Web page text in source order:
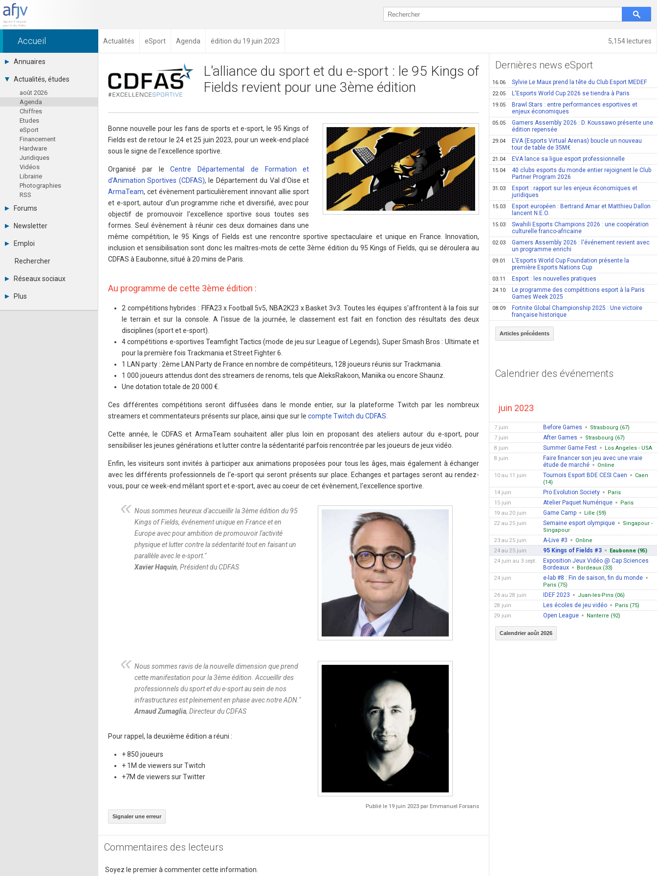
5,154 lectures
Accueil Actualités eSport Agenda édition du 19 juin 2023
Annuaires
Toutes les sociétés (691)
Studios (418)
Editeurs (49)
Distributeurs (16)
Hard. / Accessoires (10)
Middlewares (15)
Prestataires (99)
Assoc. / Syndicats (21)
Formations / Ecoles (46)
Presse spécialisée (17)
Actualités, études
août 2026
Agenda
Chiffres
Etudes
eSport
Financement
Hardware
Juridiques
Vidéos
Librairie
Photographies
RSS
Forums
Tous les forums
Se connecter
Messages privés
Contacter un modérateur
Newsletter
Archives
Abonnement
Emploi
Consulter les annonces
Observatoire de l'emploi
Rechercher
Réseaux sociaux
LinkedIn
Plus
Annonceurs
L'alliance du sport et du e-sport : le 95 Kings of
Fields revient pour une 3ème édition
Bonne nouvelle pour les fans de sports et e-sport, le 95 Kings of
Fields est de retour le 24 et 25 juin 2023, pour un week-end placé
sous le signe de l'excellence sportive.
Organisé par leCentre Départemental de Formation et
d'Animation Sportives (CDFAS), le Département du Val d'Oise et
ArmaTeam, cet évènement particulièrement innovant allie sport
et e-sport, autour d'un programme riche et diversifié, avec pour
objectif de promouvoir l'excellence sportive sous toutes ses
formes. Seul évènement à réunir ces deux domaines dans une
même compétition, le 95 Kings of Fields est une rencontre sportive spectaculaire et unique en France. Innovation,
inclusion et sensibilisation sont donc les maîtres-mots de cette 3ème édition du 95 Kings of Fields, qui se déroulera au
CDFAS à Eaubonne, situé à 20 mins de Paris.
Au programme de cette 3ème édition :
2 compétitions hybrides : FIFA23 x Football 5v5, NBA2K23 x Basket 3v3. Toutes les équipes s'affrontent à la fois sur
le terrain et sur la console. A l'issue de la journée, le classement est fait en fonction des résultats des deux
disciplines (sport et e-sport).
4 compétitions e-sportives Teamfight Tactics (mode de jeu sur League of Legends), Super Smash Bros : Ultimate et
pour la première fois Trackmania et Street Fighter 6.
1 LAN party : 2ème LAN Party de France en nombre de compétiteurs, 128 joueurs réunis sur Trackmania.
1 000 joueurs attendus dont des streamers de renoms, tels que AleksRakoon, Maniika ou encore Shaunz.
Une dotation totale de 20 000 €.
Ces différentes compétitions seront diffusées dans le monde entier, sur la plateforme Twitch par les nombreux
streamers et commentateurs présents sur place, ainsi que sur le compte Twitch du CDFAS
Cette année, le CDFAS et ArmaTeam souhaitent aller plus loin en proposant des ateliers autour du e-sport, pour
sensibiliser les jeunes générations et lutter contre la sédentarité parfois rencontrée par les joueurs de jeux vidéo.
Enfin, les visiteurs sont invités à participer aux animations proposées pour tous les âges, mais également à échanger
avec les différents professionnels de l'e-sport qui seront présents sur place. Echanges et partages seront au rendez-
vous, pour ce week-end mêlant sport et e-sport, avec au coeur de cet évènement, l'excellence sportive.
Nous sommes heureux d'accueillir la 3ème édition du 95
Kings of Fields, événement unique en France et en
Europe avec pour ambition de promouvoir l'activité
physique et lutter contre la sédentarité tout en faisant un
parallèle avec le e-sport."
Xavier Haquin, Président du CDFAS
Nous sommes ravis de la nouvelle dimension que prend
cette manifestation pour la 3ème édition. Accueillir des
professionnels du sport et du e-sport au sein de nos
infrastructures est pleinement en phase avec notre ADN."
Arnaud Zumaglia, Directeur du CDFAS
Pour rappel, la deuxième édition a réuni :
+ 850 joueurs
+ 1M de viewers sur Twitch
+7M de viewers sur Twitter
Publié le 19 juin 2023 par Emmanuel Forsans
Signaler une erreur
Commentaires des lecteurs
Soyez le premier à commenter cette information.
Dernières news eSport
16.06 Sylvie Le Maux prend la tête du Club Esport MEDEF
22.05 L'Esports World Cup 2026 se tiendra à Paris
19.05
Brawl Stars : entre performances esportives et
enjeux économiques
05.05
Gamers Assembly 2026 : D. Koussawo présente une
édition repensée
29.04
EVA (Esports Virtual Arenas) boucle un nouveau
tour de table de 35M€
21.04 EVA lance sa ligue esport professionnelle
15.04
40 clubs esports du monde entier rejoignent le Club
Partner Program 2026
31.03
Esport : rapport sur les enjeux économiques et
juridiques
15.03
Esport européen : Bertrand Amar et Matthieu Dallon
lancent N.E.O.
15.03
Swahili Esports Champions 2026 : une coopération
culturelle franco-africaine
02.03
Gamers Assembly 2026 : l'événement revient avec
un programme enrichi
09.01
L'Esports World Cup Foundation présente la
première Esports Nations Cup
03.11 Esport : les nouvelles pratiques
24.10
Le programme des compétitions esport à la Paris
Games Week 2025
08.09
Fortnite Global Championship 2025 : Une victoire
française historique
Articles précédents
Calendrier des événements
juin 2023
7 juin Before Games
Strasbourg (67)
7 juin
After Games
Strasbourg (67)
8 juin
Summer Game Fest
Los Angeles - USA
8 juin
Faire financer son jeu avec une vraie
étude de marché
Online
10 au 11 juin
Tournois Esport BDE CESI Caen
Caen
(14)
14 juin
Pro Evolution Society
Paris
15 juin
Atelier Paquet Numérique
Paris
19 au 20 juin
Game Camp
Lille (59)
22 au 25 juin
Semaine esport olympique
Singapour -
Singapour
23 au 25 juin
A-Live #3
Online
24 au 25 juin
95 Kings of Fields #3
Eaubonne (95)
24 juin au 3 sept.
Exposition Jeux Vidéo @ Cap Sciences
Bordeaux
Bordeaux (33)
24 juin
e-lab #8 : Fin de saison, fin du monde
Paris (75)
26 au 28 juin
IDEF 2023
Juan-les-Pins (06)
28 juin
Les écoles de jeu vidéo
Paris (75)
29 juin
Open League Nanterre (92)
Calendrier août 2026